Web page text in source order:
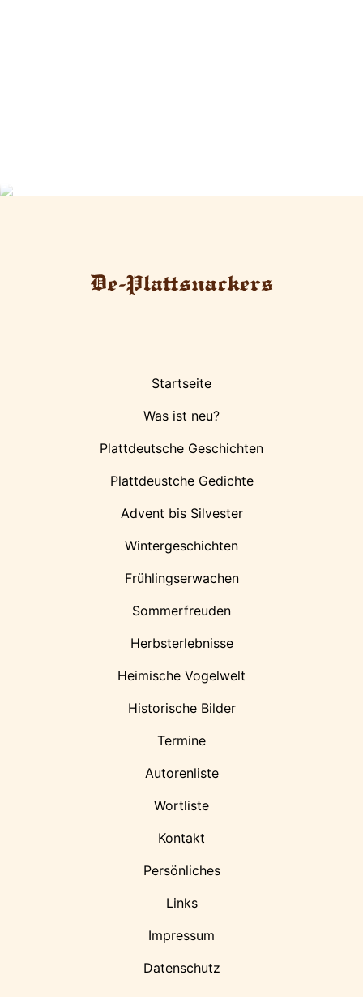
Startseite
Was ist neu?
Plattdeutsche Geschichten
Plattdeustche Gedichte
Advent bis Silvester
Wintergeschichten
Frühlingserwachen
Sommerfreuden
Herbsterlebnisse
Heimische Vogelwelt
Historische Bilder
Termine
Autorenliste
Wortliste
Kontakt
Persönliches
Links
Impressum
Datenschutz